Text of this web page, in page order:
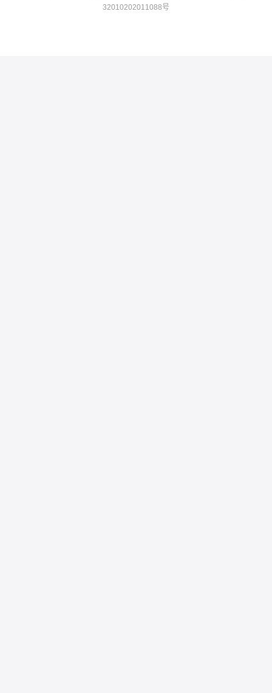
32010202011088号